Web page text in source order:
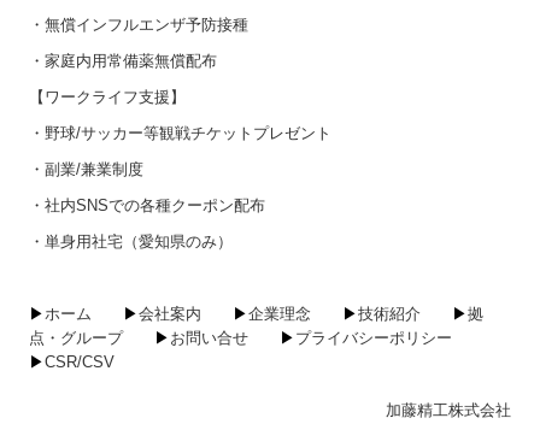
・無償インフルエンザ予防接種
・家庭内用常備薬無償配布
【ワークライフ支援】
・野球/サッカー等観戦チケットプレゼント
・副業/兼業制度
・社内SNSでの各種クーポン配布
・単身用社宅（愛知県のみ）
▶ホーム ▶会社案内 ▶企業理念 ▶技術紹介 ▶拠
点・グループ
▶ お問い合せ ▶ プライバシーポリシー
▶CSR/CSV
加藤精工株式会社